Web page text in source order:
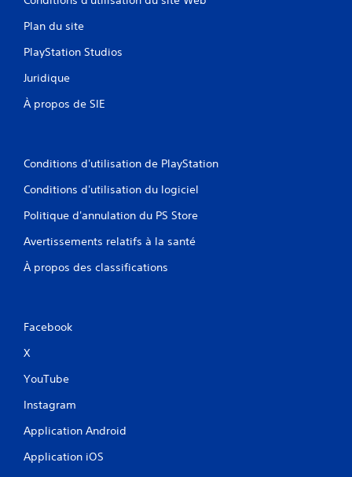
Plan du site
PlayStation Studios
Juridique
À propos de SIE
Conditions d'utilisation de PlayStation
Conditions d'utilisation du logiciel
Politique d'annulation du PS Store
Avertissements relatifs à la santé
À propos des classifications
Facebook
X
YouTube
Instagram
Application Android
Application iOS